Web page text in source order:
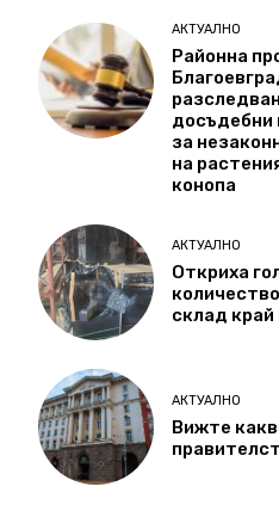
АКТУАЛНО
Районна
досъдебни
за
на
конопа
АКТУАЛНО
Откриха
склад
АКТУАЛНО
Вижте